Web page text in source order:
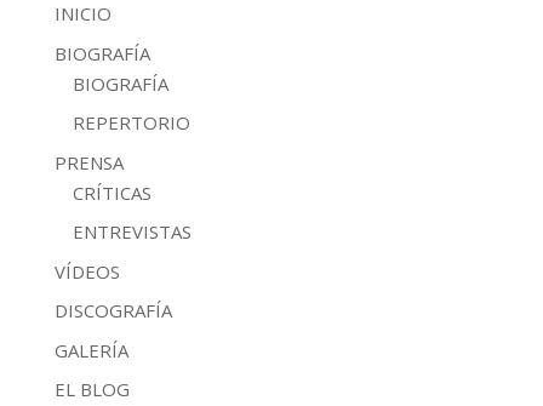
INICIO
BIOGRAFÍA
BIOGRAFÍA
REPERTORIO
PRENSA
CRÍTICAS
ENTREVISTAS
VÍDEOS
DISCOGRAFÍA
GALERÍA
EL BLOG